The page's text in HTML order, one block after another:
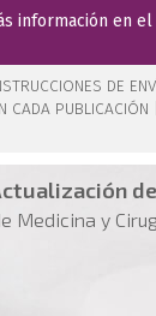
información en
DE
CADA PUBLICACIÓN |
de
Medicina y